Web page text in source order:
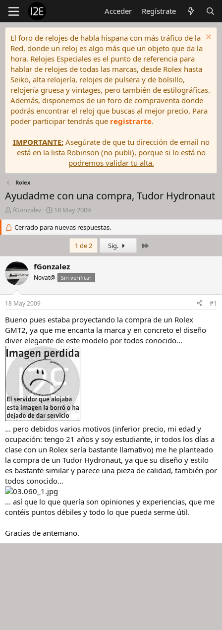
Acceder Regístrate
El foro de relojes de habla hispana con más tráfico de la
Red, donde un reloj es algo más que un objeto que da la
hora. Relojes Especiales es el punto de referencia para
hablar de relojes de todas las marcas, desde Rolex hasta
Seiko, alta relojería, relojes de pulsera y de bolsillo,
relojería gruesa y vintages, pero también de estilográficas.
Además, disponemos de un foro de compraventa donde
podrás encontrar el reloj que buscas al mejor precio. Para
poder participar tendrás que registrarte.
IMPORTANTE:Asegúrate de que tu dirección de email no
está en la lista Robinson (no publi), porque si lo está no
podremos validar tu alta.
Rolex
Ayudadme con una compra, Tudor Hydronaut
I
n
c
a
d
o
r
d
l
h
i
l
o
fGonzalez
F
e
c
h
d
i
n
i
o
18 May 2009
Cerrado para nuevas respuestas.
1 de 2 Sig.
fGonzalez
Novat@ Sin verificar
18 May 2009 #1
Bueno pues estaba proyectando la compra de un Rolex
GMT2, ya que me encanta la marca y en concreto el diseño
diver elegante de este modelo por todos conocido...
... pero debidos varios motivos (inferior precio, mi edad y
ocupación: tengo 21 años y soy estudiante, ir todos los días a
clase con un Rolex sería bastante llamativo) me he planteado
la compra de un Tudor Hydronaut, ya que su diseño y estilo
es bastante similar y parece una pieza de calidad, también por
todos conocido...
... así que lo que quería son opiniones y experiencias, que me
contéis puntos débiles y todo lo que pueda serme útil.
Gracias de antemano.